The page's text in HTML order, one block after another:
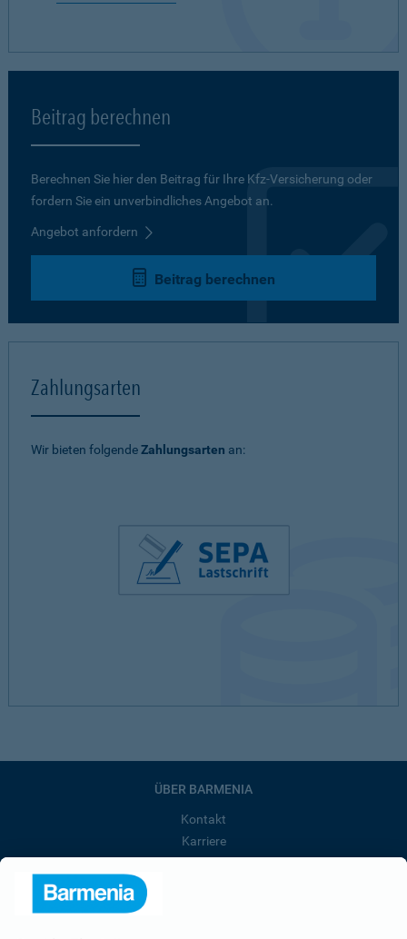
Beitrag berechnen
Berechnen Sie hier den Beitrag für Ihre Kfz-Versicherung oder
fordern Sie ein unverbindliches Angebot an.
Angebot anfordern
Beitrag berechnen
Zahlungsarten
Wir bieten folgendeZahlungsarten an:
ÜBER BARMENIA
Kontakt
Karriere